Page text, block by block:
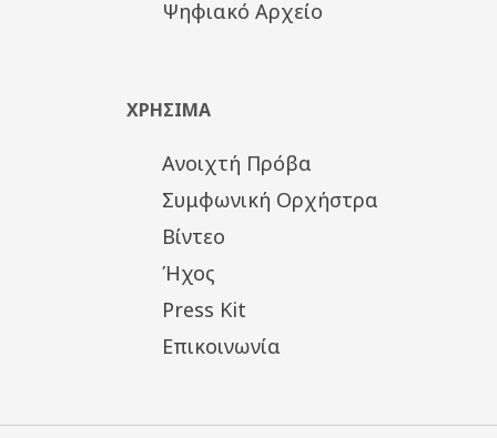
Ψηφιακό Αρχείο
ΧΡΗΣΙΜΑ
Ανοιχτή Πρόβα
Συμφωνική Ορχήστρα
Βίντεο
Ήχος
Press Kit
Επικοινωνία